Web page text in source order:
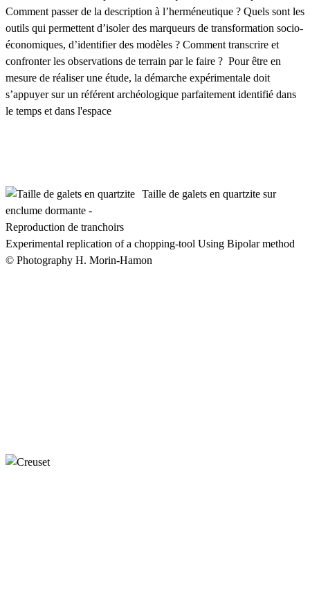
Comment passer de la description à l’herméneutique ? Quels sont les
outils qui permettent d’isoler des marqueurs de transformation socio-
économiques, d’identifier des modèles ? Comment transcrire et
confronter les observations de terrain par le faire ? Pour être en
mesure de réaliser une étude, la démarche expérimentale doit
s’appuyer sur un référent archéologique parfaitement identifié dans
le temps et dans l'espace
Taille de galets en quartzite sur
enclume dormante -
Reproduction de tranchoirs
Experimental replication of a chopping-tool Using Bipolar method
© Photography H. Morin-Hamon